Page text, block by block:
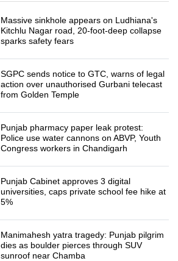
Massive sinkhole appears on Ludhiana's
Kitchlu Nagar road, 20-foot-deep collapse
sparks safety fears
SGPC sends notice to GTC, warns of legal
action over unauthorised Gurbani telecast
from Golden Temple
Punjab pharmacy paper leak protest:
Police use water cannons on ABVP, Youth
Congress workers in Chandigarh
Punjab Cabinet approves 3 digital
universities, caps private school fee hike at
5%
Manimahesh yatra tragedy: Punjab pilgrim
dies as boulder pierces through SUV
sunroof near Chamba